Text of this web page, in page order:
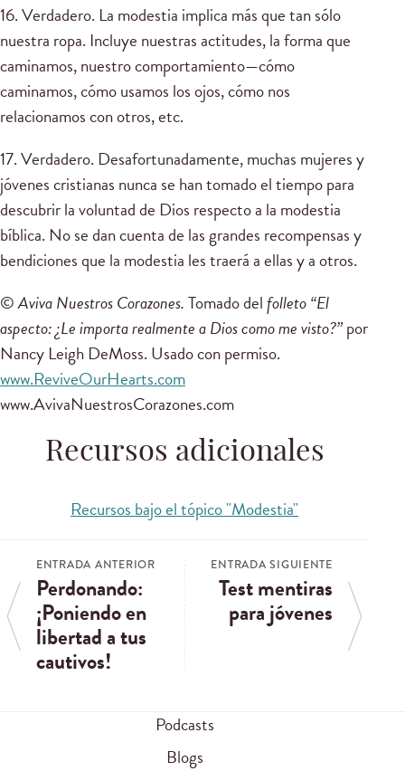
16. Verdadero. La modestia implica más que tan sólo
nuestra ropa. Incluye nuestras actitudes, la forma que
caminamos, nuestro comportamiento—cómo
caminamos, cómo usamos los ojos, cómo nos
relacionamos con otros, etc.
17. Verdadero. Desafortunadamente, muchas mujeres y
jóvenes cristianas nunca se han tomado el tiempo para
descubrir la voluntad de Dios respecto a la modestia
bíblica. No se dan cuenta de las grandes recompensas y
bendiciones que la modestia les traerá a ellas y a otros.
©Aviva Nuestros Corazones.Tomado delfolleto “El
aspecto: ¿Le importa realmente a Dios como me visto?”por
Nancy Leigh DeMoss. Usado con permiso.
www.ReviveOurHearts.com
www.AvivaNuestrosCorazones.com
Recursos adicionales
Recursos bajo el tópico "Modestia"
ENTRADA ANTERIOR
Perdonando:
¡Poniendo en
libertad a tus
cautivos!
ENTRADA SIGUIENTE
Test mentiras
para jóvenes
Podcasts
Blogs